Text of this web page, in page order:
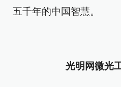
五千年的中国智慧。
光明网微光